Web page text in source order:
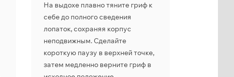
На выдохе плавно тяните гриф к
себе до полного сведения
лопаток, сохраняя корпус
неподвижным. Сделайте
короткую паузу в верхней точке,
затем медленно верните гриф в